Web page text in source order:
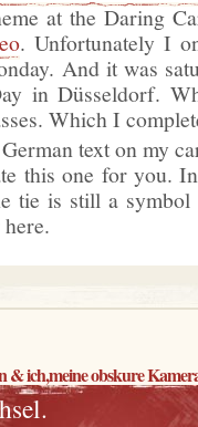
at the Daring
. Unfortunately I
And it was
in Düsseldorf.
Which I
text on my
this one for you.
tie is still a
& ich,meine obskure